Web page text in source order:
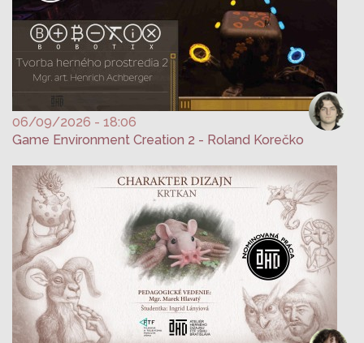
06/09/2026 - 18:06
Game Environment Creation 2 - Roland Korečko